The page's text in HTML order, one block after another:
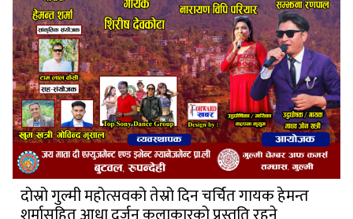
दोस्रो गुल्मी महोत्सवको तेस्रो दिन चर्चित गायक हेमन्त